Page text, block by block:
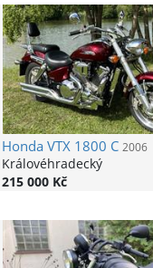
HondaVTX 1800 C 2006
Královéhradecký
215 000 Kč